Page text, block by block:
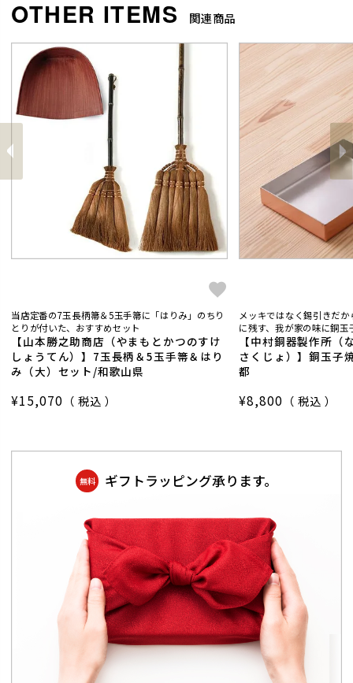
関連商品
前
へ
当店定番の7玉長柄箒＆5玉手箒に「はりみ」のちり
とりが付いた、おすすめセット
【山本勝之助商店（やまもとかつのすけ
しょうてん）】7玉長柄＆5玉手箒＆はり
み（大）セット/和歌山県
¥15,070 税込
メッキではなく錫引きだ
に残す、我が家の味に
【中村銅器製作所（
さくじょ）】銅玉
都
¥8,800 税込
次
へ
無料 ギフトラッピング承ります。